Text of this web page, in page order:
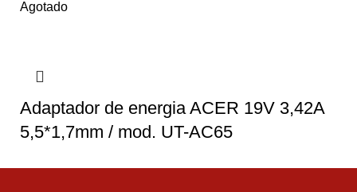
Agotado
Adaptador de energia ACER 19V 3,42A
5,5*1,7mm / mod. UT-AC65